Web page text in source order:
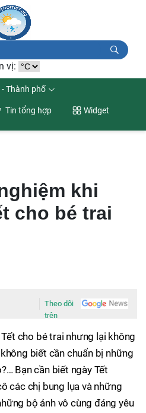
vị:
- Thành phố
Tin tổng hợp Widget
khi
cho bé trai
Theo dõi
trên
cho bé trai nhưng lại không
biết cần chuẩn bị những
Bạn cần biết ngày Tết
các chị bung lụa và những
bộ ảnh vô cùng đáng yêu